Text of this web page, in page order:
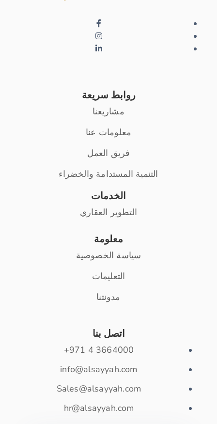
روابط سريعة
مشاريعنا
معلومات عنا
فريق العمل
التنمية المستدامة والخضراء
الخدمات
التطوير العقاري
معلومة
سياسة الخصوصية
التعليمات
مدونتنا
اتصل بنا
3664000 4 971+
info@alsayyah.com
Sales@alsayyah.com
hr@alsayyah.com